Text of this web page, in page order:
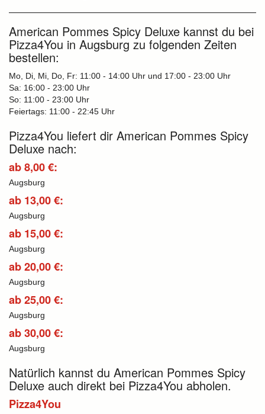
American Pommes Spicy Deluxe kannst du bei
Pizza4You in Augsburg zu folgenden Zeiten
bestellen:
Mo, Di, Mi, Do, Fr: 11:00 - 14:00 Uhr und 17:00 - 23:00 Uhr
Sa: 16:00 - 23:00 Uhr
So: 11:00 - 23:00 Uhr
Feiertags: 11:00 - 22:45 Uhr
Pizza4You liefert dir American Pommes Spicy
Deluxe nach:
ab 8,00 €:
Augsburg
ab 13,00 €:
Augsburg
ab 15,00 €:
Augsburg
ab 20,00 €:
Augsburg
ab 25,00 €:
Augsburg
ab 30,00 €:
Augsburg
Natürlich kannst du American Pommes Spicy
Deluxe auch direkt bei Pizza4You abholen.
Pizza4You